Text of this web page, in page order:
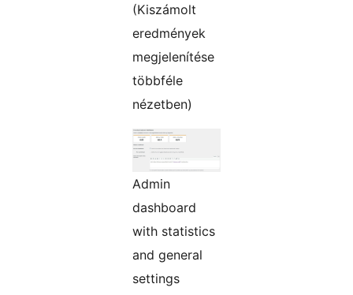
(Kiszámolt
eredmények
megjelenítése
többféle
nézetben)
Admin
dashboard
with statistics
and general
settings